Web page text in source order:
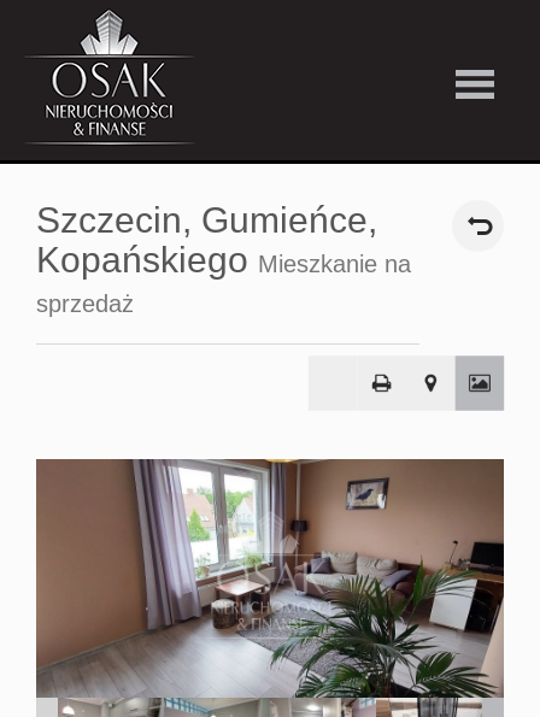
Kup
Kontakt
Szczecin, Gumieńce,
Kopańskiego Mieszkanie na
sprzedaż